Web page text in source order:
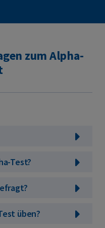
zum Alpha-
Test?
üben?